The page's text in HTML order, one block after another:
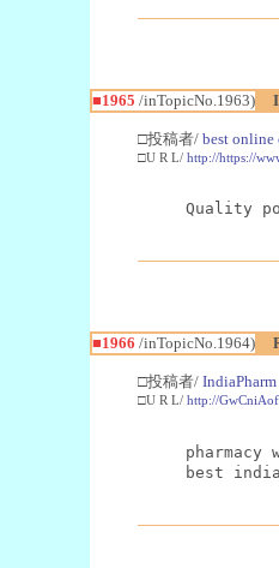
■1965 /inTopicNo.1963)
□投稿者/ best online
□U R L/ http://https://
Quality
■1966 /inTopicNo.1964)
□投稿者/ IndiaPharm
□U R L/ http://
best india